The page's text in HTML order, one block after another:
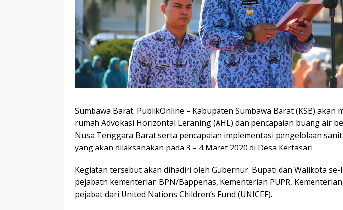
Sumbawa Barat. PublikOnline – Kabupaten Sumbawa Barat (KSB) akan
rumah Advokasi Horizontal Leraning (AHL) dan pencapaian buang air
Nusa Tenggara Barat serta pencapaian implementasi pengelolaan
yang akan dilaksanakan pada 3 – 4 Maret 2020 di Desa Kertasari.
Kegiatan tersebut akan dihadiri oleh Gubernur, Bupati dan Walikota se-
pejabatn kementerian BPN/Bappenas, Kementerian PUPR,
pejabat dari United Nations Children’s Fund (UNICEF).